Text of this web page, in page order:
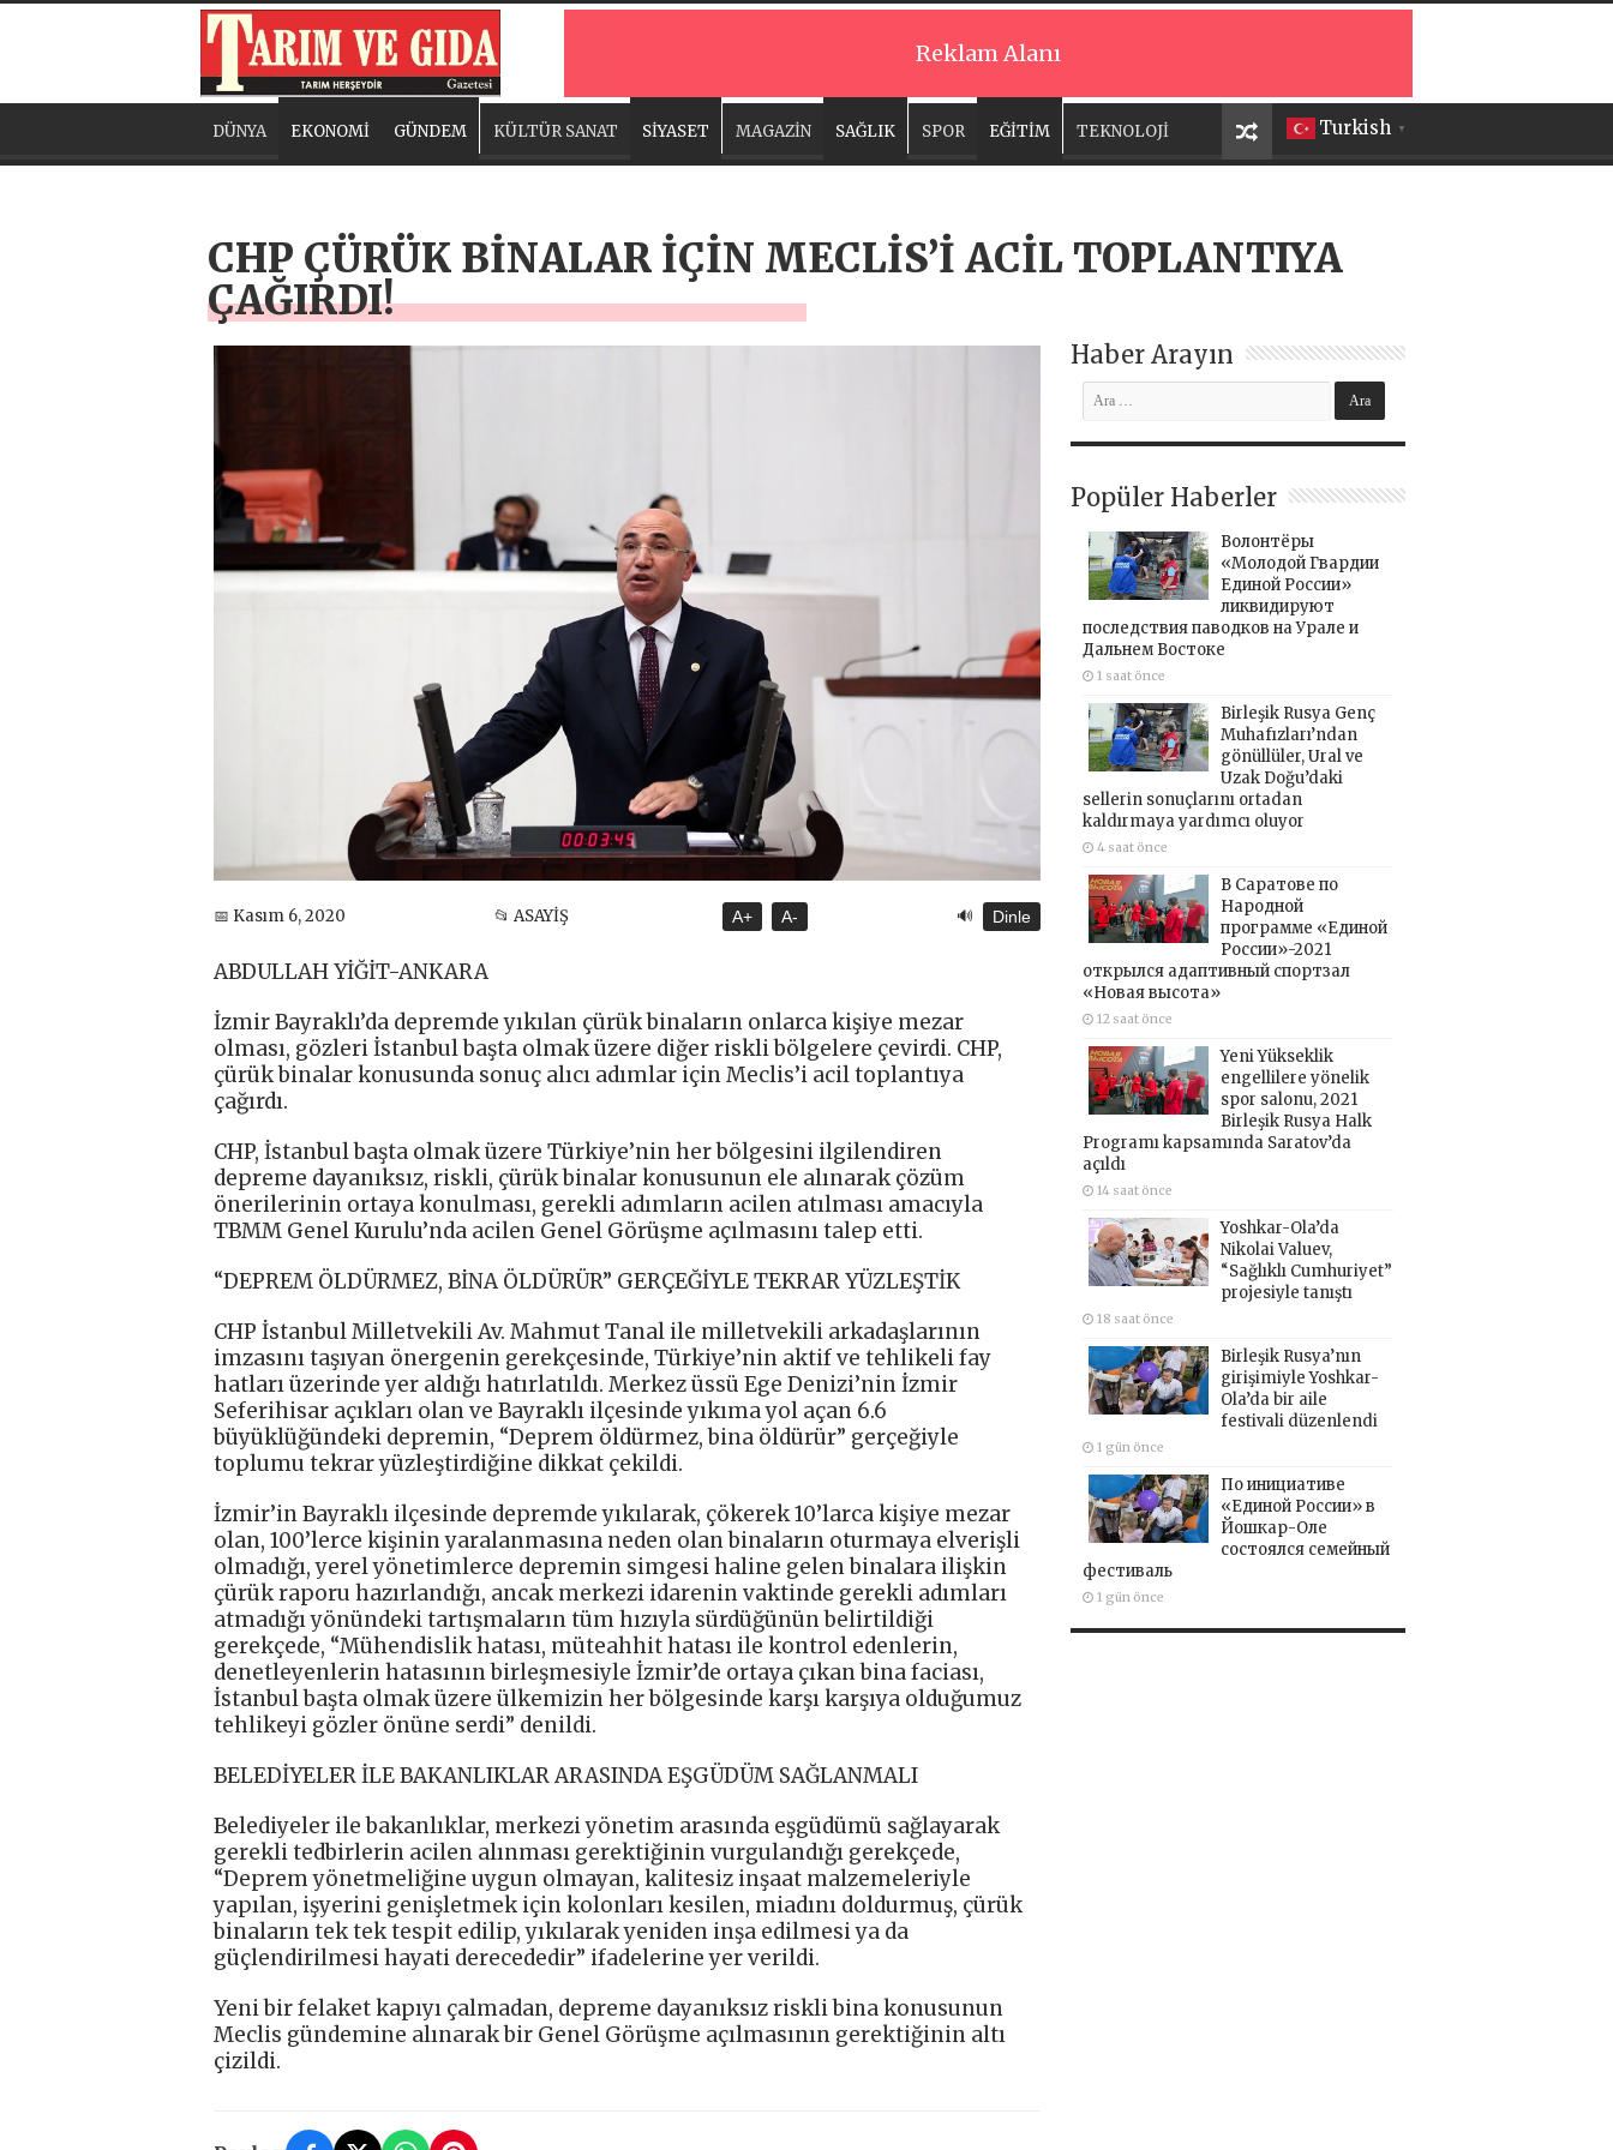
Reklam Alanı
Turkish ▼
DÜNYA EKONOMİ GÜNDEM KÜLTÜR SANAT SİYASET MAGAZİN SAĞLIK SPOR EĞİTİM TEKNOLOJİ
CHP ÇÜRÜK BİNALAR İÇİN MECLİS’İ ACİL TOPLANTIYA
ÇAĞIRDI!
📅 Kasım 6, 2020 📂 ASAYİŞ A+ A- 🔊 Dinle
ABDULLAH YİĞİT-ANKARA
İzmir Bayraklı’da depremde yıkılan çürük binaların onlarca kişiye mezar
olması, gözleri İstanbul başta olmak üzere diğer riskli bölgelere çevirdi. CHP,
çürük binalar konusunda sonuç alıcı adımlar için Meclis’i acil toplantıya
çağırdı.
CHP, İstanbul başta olmak üzere Türkiye’nin her bölgesini ilgilendiren
depreme dayanıksız, riskli, çürük binalar konusunun ele alınarak çözüm
önerilerinin ortaya konulması, gerekli adımların acilen atılması amacıyla
TBMM Genel Kurulu’nda acilen Genel Görüşme açılmasını talep etti.
“DEPREM ÖLDÜRMEZ, BİNA ÖLDÜRÜR” GERÇEĞİYLE TEKRAR YÜZLEŞTİK
CHP İstanbul Milletvekili Av. Mahmut Tanal ile milletvekili arkadaşlarının
imzasını taşıyan önergenin gerekçesinde, Türkiye’nin aktif ve tehlikeli fay
hatları üzerinde yer aldığı hatırlatıldı. Merkez üssü Ege Denizi’nin İzmir
Seferihisar açıkları olan ve Bayraklı ilçesinde yıkıma yol açan 6.6
büyüklüğündeki depremin, “Deprem öldürmez, bina öldürür” gerçeğiyle
toplumu tekrar yüzleştirdiğine dikkat çekildi.
İzmir’in Bayraklı ilçesinde depremde yıkılarak, çökerek 10’larca kişiye mezar
olan, 100’lerce kişinin yaralanmasına neden olan binaların oturmaya elverişli
olmadığı, yerel yönetimlerce depremin simgesi haline gelen binalara ilişkin
çürük raporu hazırlandığı, ancak merkezi idarenin vaktinde gerekli adımları
atmadığı yönündeki tartışmaların tüm hızıyla sürdüğünün belirtildiği
gerekçede, “Mühendislik hatası, müteahhit hatası ile kontrol edenlerin,
denetleyenlerin hatasının birleşmesiyle İzmir’de ortaya çıkan bina faciası,
İstanbul başta olmak üzere ülkemizin her bölgesinde karşı karşıya olduğumuz
tehlikeyi gözler önüne serdi” denildi.
BELEDİYELER İLE BAKANLIKLAR ARASINDA EŞGÜDÜM SAĞLANMALI
Belediyeler ile bakanlıklar, merkezi yönetim arasında eşgüdümü sağlayarak
gerekli tedbirlerin acilen alınması gerektiğinin vurgulandığı gerekçede,
“Deprem yönetmeliğine uygun olmayan, kalitesiz inşaat malzemeleriyle
yapılan, işyerini genişletmek için kolonları kesilen, miadını doldurmuş, çürük
binaların tek tek tespit edilip, yıkılarak yeniden inşa edilmesi ya da
güçlendirilmesi hayati derecededir” ifadelerine yer verildi.
Yeni bir felaket kapıyı çalmadan, depreme dayanıksız riskli bina konusunun
Meclis gündemine alınarak bir Genel Görüşme açılmasının gerektiğinin altı
çizildi.
Haber Arayın
Popüler Haberler
Волонтёры
«Молодой Гвардии
Единой России»
ликвидируют
последствия паводков на Урале и
Дальнем Востоке
1 saat önce
Birleşik Rusya Genç
Muhafızları’ndan
gönüllüler, Ural ve
Uzak Doğu’daki
sellerin sonuçlarını ortadan
kaldırmaya yardımcı oluyor
4 saat önce
В Саратове по
Народной
программе «Единой
России»-2021
открылся адаптивный спортзал
«Новая высота»
12 saat önce
Yeni Yükseklik
engellilere yönelik
spor salonu, 2021
Birleşik Rusya Halk
Programı kapsamında Saratov’da
açıldı
14 saat önce
Yoshkar-Ola’da
Nikolai Valuev,
“Sağlıklı Cumhuriyet”
projesiyle tanıştı
18 saat önce
Birleşik Rusya’nın
girişimiyle Yoshkar-
Ola’da bir aile
festivali düzenlendi
1 gün önce
По инициативе
«Единой России» в
Йошкар-Оле
состоялся семейный
фестиваль
1 gün önce